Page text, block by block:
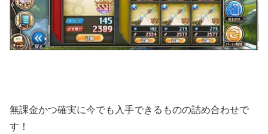
無課金かつ確実に今でも入手できるものの詰め合わせで
す！